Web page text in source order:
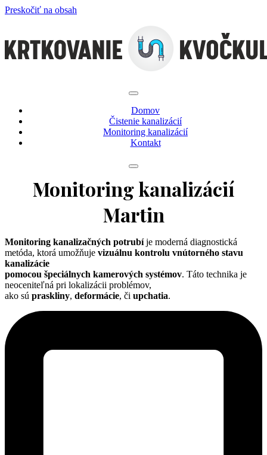
Preskočiť na obsah
Domov
Čistenie kanalizácií
Monitoring kanalizácií
Kontakt
Monitoring kanalizácií
Martin
Monitoring kanalizačných potrubíje moderná diagnostická
metóda, ktorá umožňuje vizuálnu kontrolu vnútorného stavu
kanalizácie
pomocou špeciálnych kamerových systémov. Táto technika je
neoceniteľná pri lokalizácii problémov,
ako sú praskliny, deformácie, či upchatia.